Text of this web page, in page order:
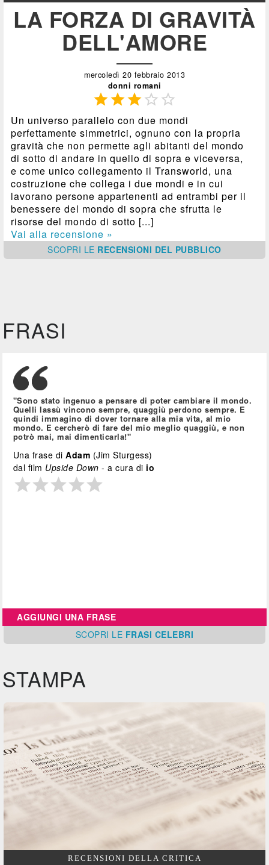
LA FORZA DI GRAVITÀ
DELL'AMORE
mercoledì 20 febbraio 2013
donni romani
 
Un universo parallelo con due mondi
perfettamente simmetrici, ognuno con la propria
gravità che non permette agli abitanti del mondo
di sotto di andare in quello di sopra e viceversa,
e come unico collegamento il Transworld, una
costruzione che collega i due mondi e in cui
lavorano persone appartenenti ad entrambi per il
benessere del mondo di sopra che sfrutta le
risorse del mondo di sotto [...]
Vai alla recensione »
SCOPRI LE RECENSIONI DEL PUBBLICO
FRASI
"Sono stato ingenuo a pensare di poter cambiare il mondo.
Quelli lassù vincono sempre, quaggiù perdono sempre. E
quindi immagino di dover tornare alla mia vita, al mio
mondo. E cercherò di fare del mio meglio quaggiù, e non
potrò mai, mai dimenticarla!"
Una frase diAdam (Jim Sturgess)
dal film Upside Down - a cura di io
AGGIUNGI UNA FRASE
SCOPRI LE FRASI CELEBRI
STAMPA
RECENSIONI DELLA CRITICA